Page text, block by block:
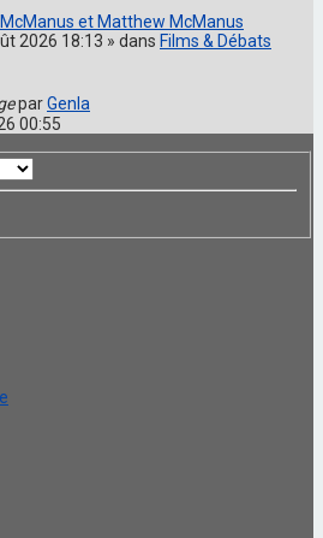
et Matthew McManus
2026 18:13 » dans Films & Débats
parGenla
00:55